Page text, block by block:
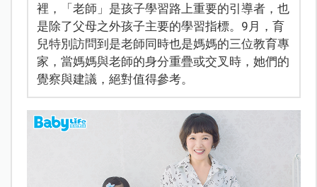
裡，「老師」是孩子學習路上重要的引導者，也
是除了父母之外孩子主要的學習指標。9月，育
兒特別訪問到是老師同時也是媽媽的三位教育專
家，當媽媽與老師的身分重疊或交叉時，她們的
覺察與建議，絕對值得參考。